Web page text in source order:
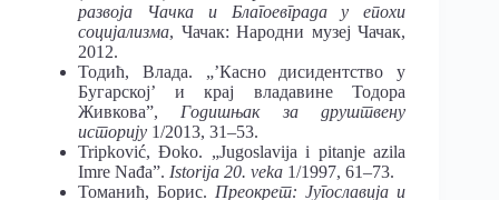
развоја Чачка и Благоевграда у епохи
социјализма, Чачак: Народни музеј Чачак,
2012.
Тодић, Влада. „’Касно дисидентство у
Бугарској’ и крај владавине Тодора
Живкова”, Годишњак за друштвену
историју 1/2013, 31–53.
Tripković, Đoko. „Jugoslavija i pitanje azila
Imre Nađa”. Istorija 20. veka 1/1997, 61–73.
Томанић, Борис. Преокрет: Југославија и